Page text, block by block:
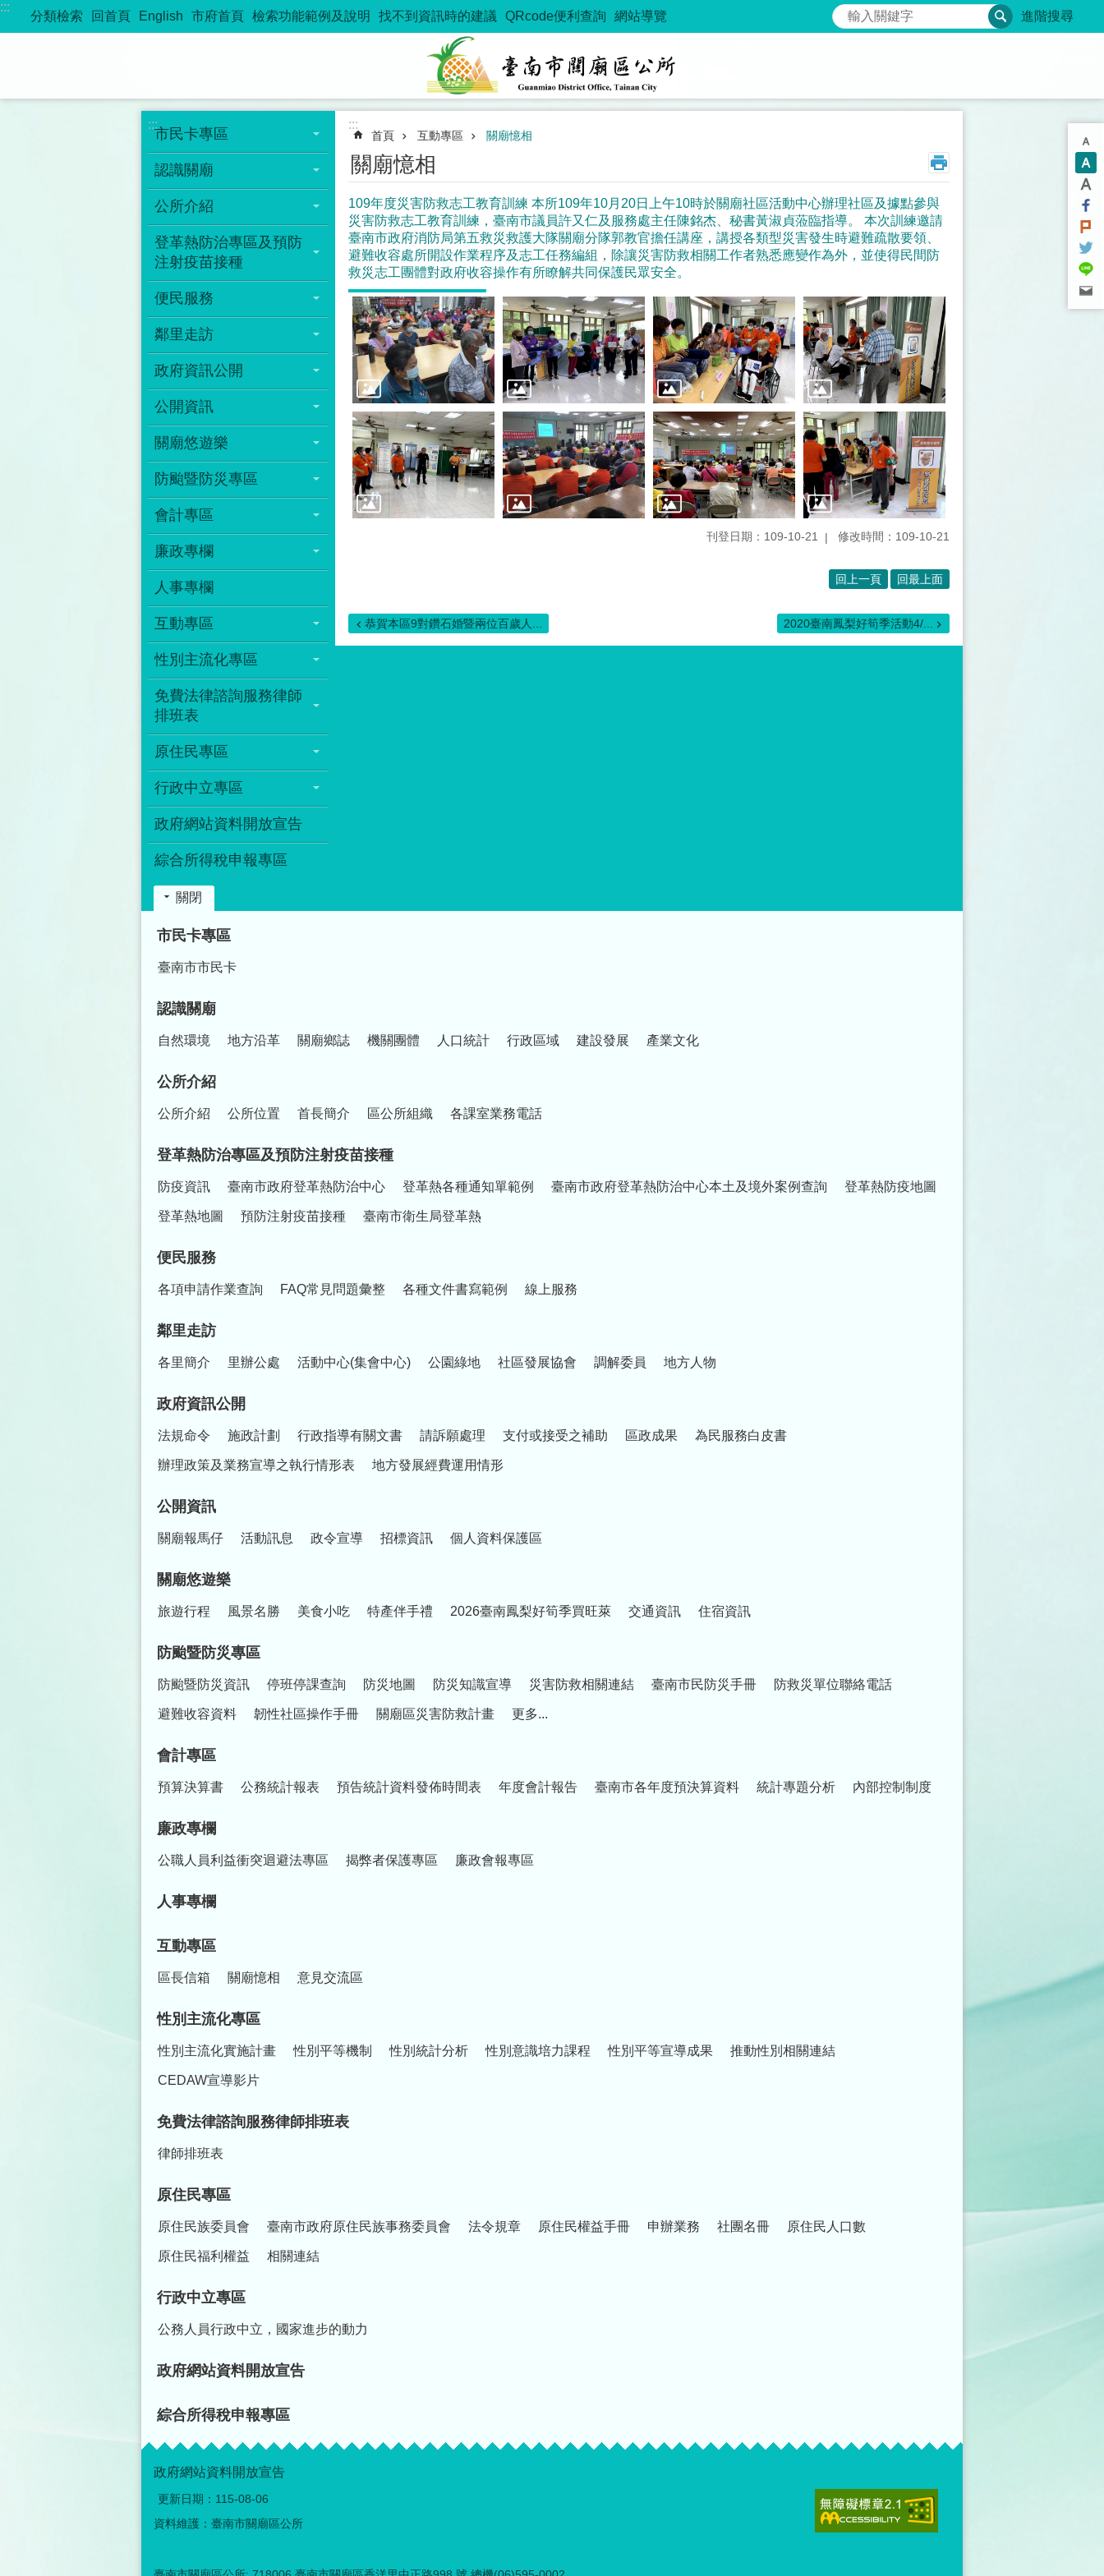
跳到主要內容區塊
:::
分類檢索 回首頁 English 市府首頁 檢索功能範例及說明 找不到資訊時的建議 QRcode便利查詢 網站導覽 搜尋 進階搜尋
:::
市民卡專區
認識關廟
公所介紹
登革熱防治專區及預防
注射疫苗接種
便民服務
鄰里走訪
政府資訊公開
公開資訊
關廟悠遊樂
防颱暨防災專區
會計專區
廉政專欄
人事專欄
互動專區
性別主流化專區
免費法律諮詢服務律師
排班表
原住民專區
行政中立專區
政府網站資料開放宣告
綜合所得稅申報專區
:::
首頁 互動專區 關廟憶相
關廟憶相
109年度災害防救志工教育訓練 本所109年10月20日上午10時於關廟社區活動中心辦理社區及據點參與
災害防救志工教育訓練，臺南市議員許又仁及服務處主任陳銘杰、秘書黃淑貞蒞臨指導。 本次訓練邀請
臺南市政府消防局第五救災救護大隊關廟分隊郭教官擔任講座，講授各類型災害發生時避難疏散要領、
避難收容處所開設作業程序及志工任務編組，除讓災害防救相關工作者熟悉應變作為外，並使得民間防
救災志工團體對政府收容操作有所瞭解共同保護民眾安全。
刊登日期：109-10-21 修改時間：109-10-21
回上一頁 回最上面
恭賀本區9對鑽石婚暨兩位百歲人... 2020臺南鳳梨好筍季活動4/...
關閉
市民卡專區
臺南市市民卡
認識關廟
自然環境 地方沿革 關廟鄉誌 機關團體 人口統計 行政區域 建設發展 產業文化
公所介紹
公所介紹 公所位置 首長簡介 區公所組織 各課室業務電話
登革熱防治專區及預防注射疫苗接種
防疫資訊 臺南市政府登革熱防治中心 登革熱各種通知單範例 臺南市政府登革熱防治中心本土及境外案例查詢 登革熱防疫地圖
登革熱地圖 預防注射疫苗接種 臺南市衛生局登革熱
便民服務
各項申請作業查詢 FAQ常見問題彙整 各種文件書寫範例 線上服務
鄰里走訪
各里簡介 里辦公處 活動中心(集會中心) 公園綠地 社區發展協會 調解委員 地方人物
政府資訊公開
法規命令 施政計劃 行政指導有關文書 請訴願處理 支付或接受之補助 區政成果 為民服務白皮書
辦理政策及業務宣導之執行情形表 地方發展經費運用情形
公開資訊
關廟報馬仔 活動訊息 政令宣導 招標資訊 個人資料保護區
關廟悠遊樂
旅遊行程 風景名勝 美食小吃 特產伴手禮 2026臺南鳳梨好筍季買旺萊 交通資訊 住宿資訊
防颱暨防災專區
防颱暨防災資訊 停班停課查詢 防災地圖 防災知識宣導 災害防救相關連結 臺南市民防災手冊 防救災單位聯絡電話
避難收容資料 韌性社區操作手冊 關廟區災害防救計畫 更多...
會計專區
預算決算書 公務統計報表 預告統計資料發佈時間表 年度會計報告 臺南市各年度預決算資料 統計專題分析 內部控制制度
廉政專欄
公職人員利益衝突迴避法專區 揭弊者保護專區 廉政會報專區
人事專欄
互動專區
區長信箱 關廟憶相 意見交流區
性別主流化專區
性別主流化實施計畫 性別平等機制 性別統計分析 性別意識培力課程 性別平等宣導成果 推動性別相關連結
CEDAW宣導影片
免費法律諮詢服務律師排班表
律師排班表
原住民專區
原住民族委員會 臺南市政府原住民族事務委員會 法令規章 原住民權益手冊 申辦業務 社團名冊 原住民人口數
原住民福利權益 相關連結
行政中立專區
公務人員行政中立，國家進步的動力
政府網站資料開放宣告
綜合所得稅申報專區
政府網站資料開放宣告
更新日期： 115-08-06
資料維護：臺南市關廟區公所